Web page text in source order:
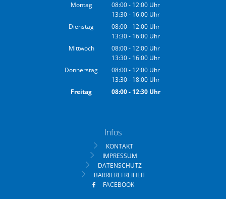
Montag
08:00- 12:00 Uhr
Von 08:00 bis 12:00 Uhr
13:30- 16:00 Uhr
Von 13:30 bis 16:00 Uhr
Dienstag 08:00- 12:00 Uhr
Von 08:00 bis 12:00 Uhr
13:30- 16:00 Uhr
Von 13:30 bis 16:00 Uhr
Mittwoch 08:00- 12:00 Uhr
Von 08:00 bis 12:00 Uhr
13:30- 16:00 Uhr
Von 13:30 bis 16:00 Uhr
Donnerstag 08:00- 12:00 Uhr
Von 08:00 bis 12:00 Uhr
13:30- 18:00 Uhr
Von 13:30 bis 18:00 Uhr
Freitag 08:00- 12:30Uhr
Infos
KONTAKT
IMPRESSUM
DATENSCHUTZ
BARRIEREFREIHEIT
FACEBOOK